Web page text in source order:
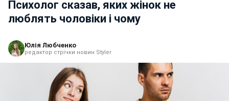
Психолог сказав, яких жінок не
люблять чоловіки і чому
Юлія Любченко
редактор стрічки новин Styler